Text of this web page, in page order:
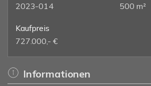
2023-014
500 m²
Kaufpreis
727.000,- €
Informationen